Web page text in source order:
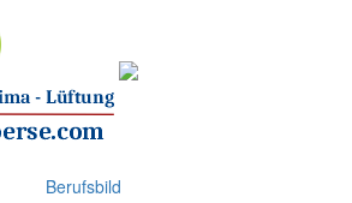
Berufsbild